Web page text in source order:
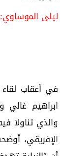
ليلى الموساوي:
في أعقاب لقاء
ابراهيم غالي
والذي تناولا
الإفريقي،